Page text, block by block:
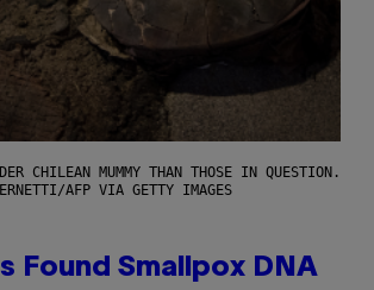
CHILEAN MUMMY THAN THOSE IN QUESTION.
AFP VIA GETTY IMAGES
Found Smallpox DNA